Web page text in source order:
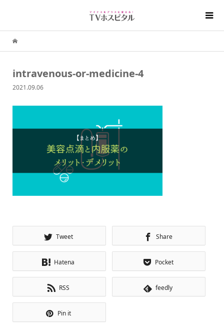
intravenous-or-medicine-4
2021.09.06
Tweet Share
Hatena Pocket
RSS feedly
Pin it